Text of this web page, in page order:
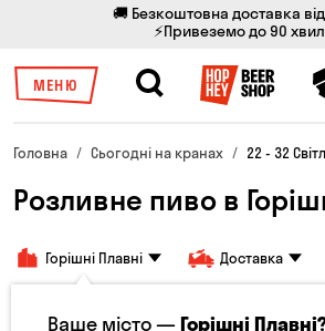
🚚 Безкоштовна доставка
⚡Привеземо до 90
МЕНЮ
Головна Сьогодні на кранах 22 - 32
Розливне пиво в
Горішні Плавні Доставка
Ваше місто —Горішні